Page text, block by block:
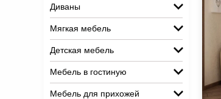
Диваны
Мягкая мебель
Детская мебель
Мебель в гостиную
Мебель для прихожей